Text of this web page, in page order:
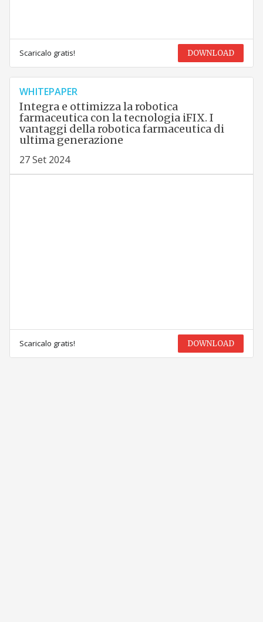
Scaricalo gratis! DOWNLOAD
WHITEPAPER
Integra e ottimizza la robotica
farmaceutica con la tecnologia iFIX. I
vantaggi della robotica farmaceutica di
ultima generazione
27 Set 2024
Scaricalo gratis! DOWNLOAD